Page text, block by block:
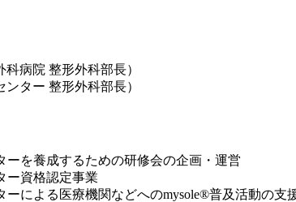
病院 整形外科部長）
ター 整形外科部長）
ーを養成するための研修会の企画・運営
ー資格認定事業
ーによる医療機関などへのmysole®普及活動の支